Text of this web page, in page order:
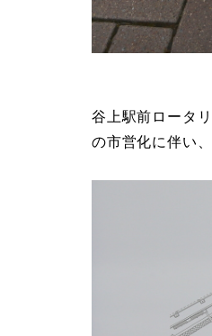
谷上駅前ロータ
の市営化に伴い